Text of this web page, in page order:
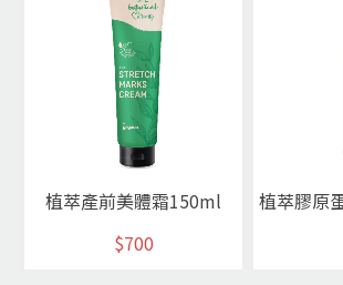
植萃產前美體霜150ml
$700